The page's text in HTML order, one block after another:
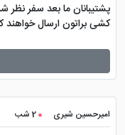
پشتیبانان ما بعد سفر
کشی براتون ارسال خواهند
امیرحسین شیری 2 شب